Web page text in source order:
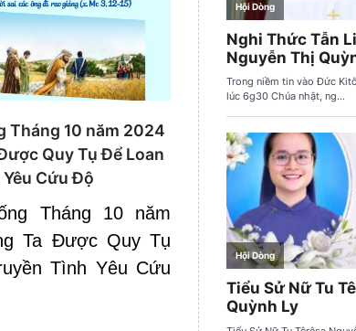
Tháng 10 năm 2024
Quy Tụ Để Loan
Cứu Độ
Tháng 10 năm
Ta Được Quy Tụ
Tình Yêu Cứu